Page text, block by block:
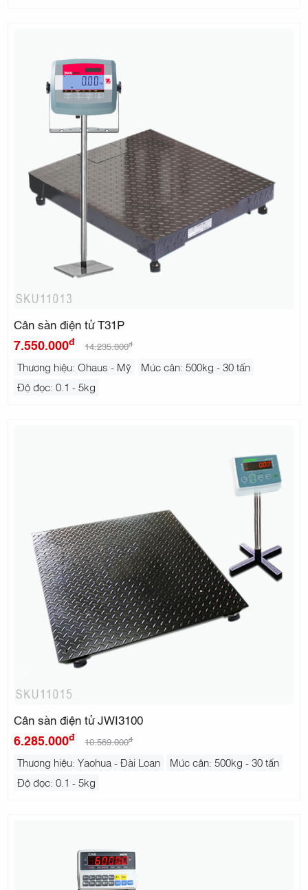
Cân sàn điện tử T31P
7.550.000đ 14.235.000đ
Thương hiệu: Ohaus - Mỹ
Mức cân: 500kg - 30 tấn
Độ đọc: 0.1 - 5kg
Cân sàn điện tử JWI3100
6.285.000đ 10.569.000đ
Thương hiệu: Yaohua - Đài Loan
Mức cân: 500kg - 30 tấn
Độ đọc: 0.1 - 5kg